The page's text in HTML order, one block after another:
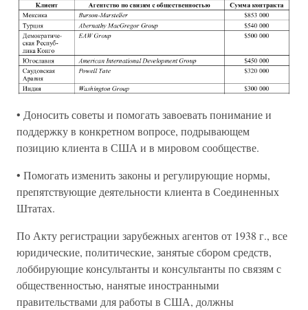
• Доносить советы и помогать завоевать понимание и
поддержку в конкретном вопросе, подрывающем
позицию клиента в США и в мировом сообществе.
• Помогать изменить законы и регулирующие нормы,
препятствующие деятельности клиента в Соединенных
Штатах.
По Акту регистрации зарубежных агентов от 1938 г., все
юридические, политические, занятые сбором средств,
лоббирующие консультанты и консультанты по связям с
общественностью, нанятые иностранными
правительствами для работы в США, должны